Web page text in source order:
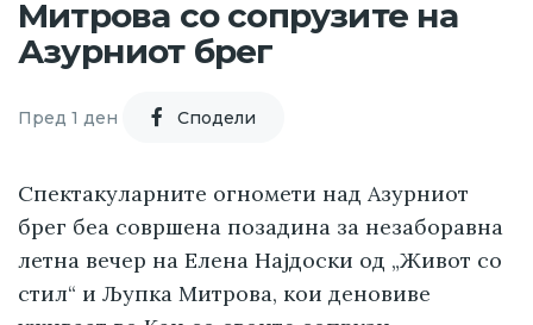
Митрова со сопрузите на
Азурниот брег
Пред 1 ден Cподели
Спектакуларните огномети над Азурниот
брег беа совршена позадина за незаборавна
летна вечер на Елена Најдоски од „Живот со
стил“ и Љупка Митрова, кои деновиве